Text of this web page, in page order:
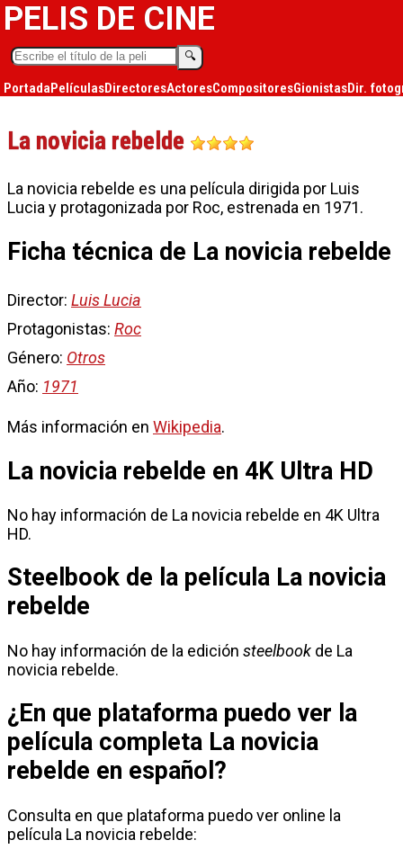
PELIS DE CINE
🔍︎
PortadaPelículasDirectoresActoresCompositoresGionistasDir.
La novicia rebelde
La novicia rebelde es una película dirigida por Luis
Lucia y protagonizada por Roc, estrenada en 1971.
Ficha técnica de La novicia rebelde
Director: Luis Lucia
Protagonistas: Roc
Género: Otros
Año: 1971
Más información en Wikipedia.
La novicia rebelde en 4K Ultra HD
No hay información de La novicia rebelde en 4K Ultra
HD.
Steelbook de la película La novicia
rebelde
No hay información de la edición steelbook de La
novicia rebelde.
¿En que plataforma puedo ver la
película completa La novicia
rebelde en español?
Consulta en que plataforma puedo ver online la
película La novicia rebelde: